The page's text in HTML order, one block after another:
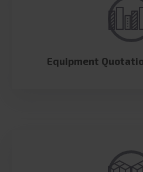
Equipment